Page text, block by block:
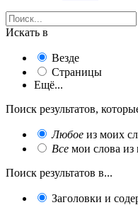
Искать в
Везде
Страницы
Ещё...
Поиск результатов,
Любое из моих
Все мои слова из
Поиск результатов в...
Заголовки и